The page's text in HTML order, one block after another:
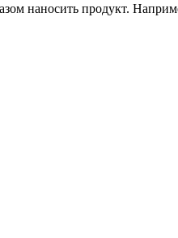
наносить продукт.